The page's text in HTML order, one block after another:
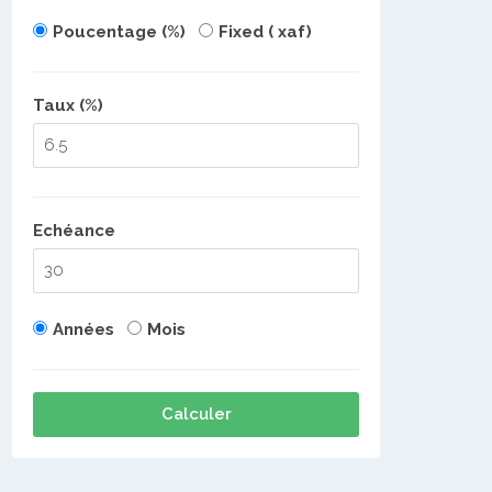
Poucentage (%) Fixed ( xaf)
Taux (%)
Echéance
Années Mois
Calculer